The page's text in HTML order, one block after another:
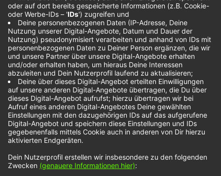
Parris Mitchell –
Super Power
Parris Mitchellhat sich mit tanzbarem Disco-Pop
à la Dua Lipa in unsere NOXX-Rotation gesungen.
Die Solokarriere des Sängers aus New York